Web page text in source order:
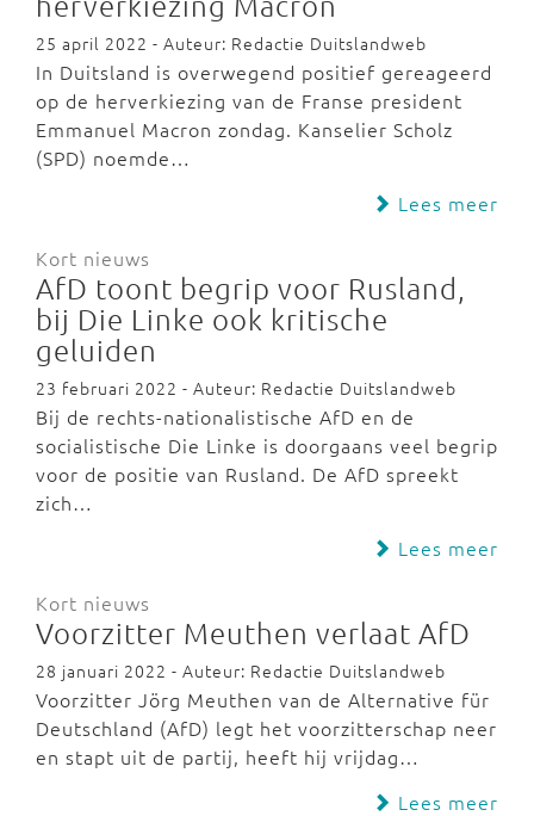
25 april 2022 - Auteur: Redactie Duitslandweb
In Duitsland is overwegend positief gereageerd
op de herverkiezing van de Franse president
Emmanuel Macron zondag. Kanselier Scholz
(SPD) noemde…
Lees meer
Kort nieuws
AfD toont begrip voor Rusland,
bij Die Linke ook kritische
geluiden
23 februari 2022 - Auteur: Redactie Duitslandweb
Bij de rechts-nationalistische AfD en de
socialistische Die Linke is doorgaans veel begrip
voor de positie van Rusland. De AfD spreekt
zich…
Lees meer
Kort nieuws
Voorzitter Meuthen verlaat AfD
28 januari 2022 - Auteur: Redactie Duitslandweb
Voorzitter Jörg Meuthen van de Alternative für
Deutschland (AfD) legt het voorzitterschap neer
en stapt uit de partij, heeft hij vrijdag…
Lees meer